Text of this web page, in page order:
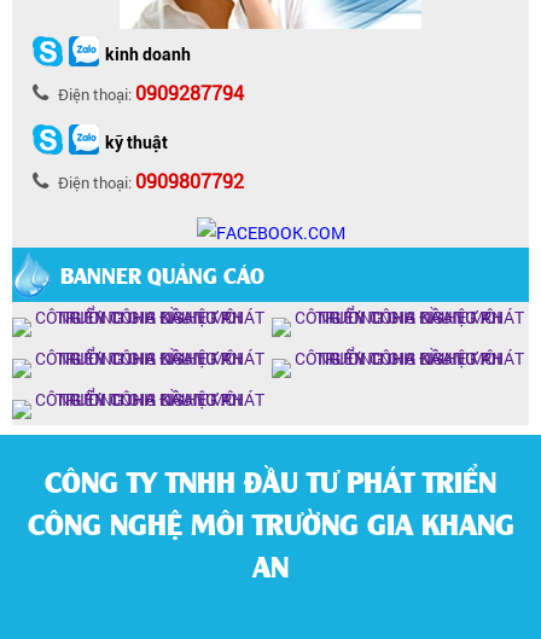
kinh doanh
Điện thoại:0909287794
kỹ thuật
Điện thoại:0909807792
BANNER QUẢNG CÁO
CÔNG TY TNHH ĐẦU TƯ PHÁT TRIỂN
CÔNG NGHỆ MÔI TRƯỜNG GIA KHANG
AN